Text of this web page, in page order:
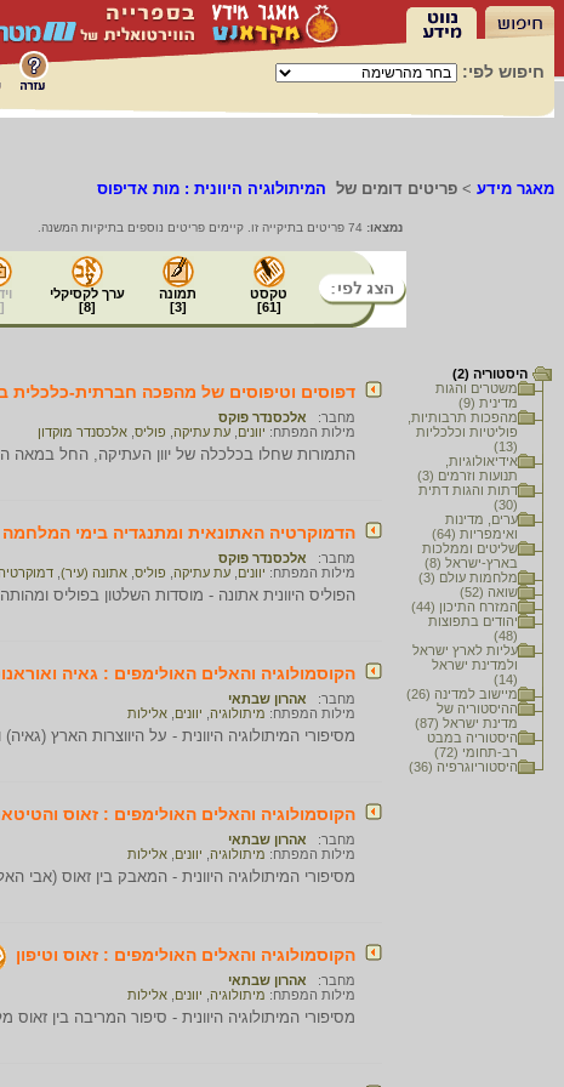
חיפוש לפי:
מאגר מידע > פריטים דומים של המיתולוגיה היוונית : מות אדיפוס
נמצאו:
טקסט
[
61
]
תמונה
[
3
]
ערך לקסיקלי
[
8
]
[
היסטוריה (2)
משטרים והגות
מדינית (9)
מהפכות תרבותיות,
פוליטיות וכלכליות
(13)
אידיאולוגיות,
תנועות וזרמים (3)
דתות והגות דתית
(30)
ערים, מדינות
ואימפריות (64)
שליטים וממלכות
בארץ-ישראל (8)
מלחמות עולם (3)
שואה (52)
המזרח התיכון (44)
יהודים בתפוצות
(48)
עליות לארץ ישראל
ולמדינת ישראל
(14)
מיישוב למדינה (26)
ההיסטוריה של
מדינת ישראל (87)
היסטוריה במבט
רב-תחומי (72)
היסטוריוגרפיה (36)
דפוסים וטיפוסים של מהפכה חברתית-כלכלית
מחבר:
אלכסנדר פוקס
מילות המפתח: יוונים עת עתיקה פוליס אלכסנדר מוקדון
התמורות שחלו בכלכלה של יוון העתיקה, החל במאה
הדמוקרטיה האתונאית ומתנגדיה בימי המלחמה
מחבר:
אלכסנדר פוקס
מילות המפתח: יוונים עת עתיקה פוליס אתונה (עיר)
הפוליס היוונית אתונה - מוסדות השלטון בפוליס
הקוסמולוגיה והאלים האולימפים : גאיה
מחבר:
אהרון שבתאי
מילות המפתח: מיתולוגיה יוונים אלילות
מסיפורי המיתולוגיה היוונית - על היווצרות הארץ
הקוסמולוגיה והאלים האולימפים : זאוס
מחבר:
אהרון שבתאי
מילות המפתח: מיתולוגיה יוונים אלילות
מסיפורי המיתולוגיה היוונית - המאבק בין זאוס (אבי
הקוסמולוגיה והאלים האולימפים : זאוס וטיפון
מחבר:
אהרון שבתאי
מילות המפתח: מיתולוגיה יוונים אלילות
מסיפורי המיתולוגיה היוונית - סיפור המריבה בין